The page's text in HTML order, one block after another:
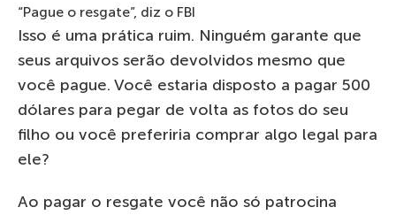
“Pague o resgate”, diz o FBI
Isso é uma prática ruim. Ninguém garante que
seus arquivos serão devolvidos mesmo que
você pague. Você estaria disposto a pagar 500
dólares para pegar de volta as fotos do seu
filho ou você preferiria comprar algo legal para
ele?
Ao pagar o resgate você não só patrocina